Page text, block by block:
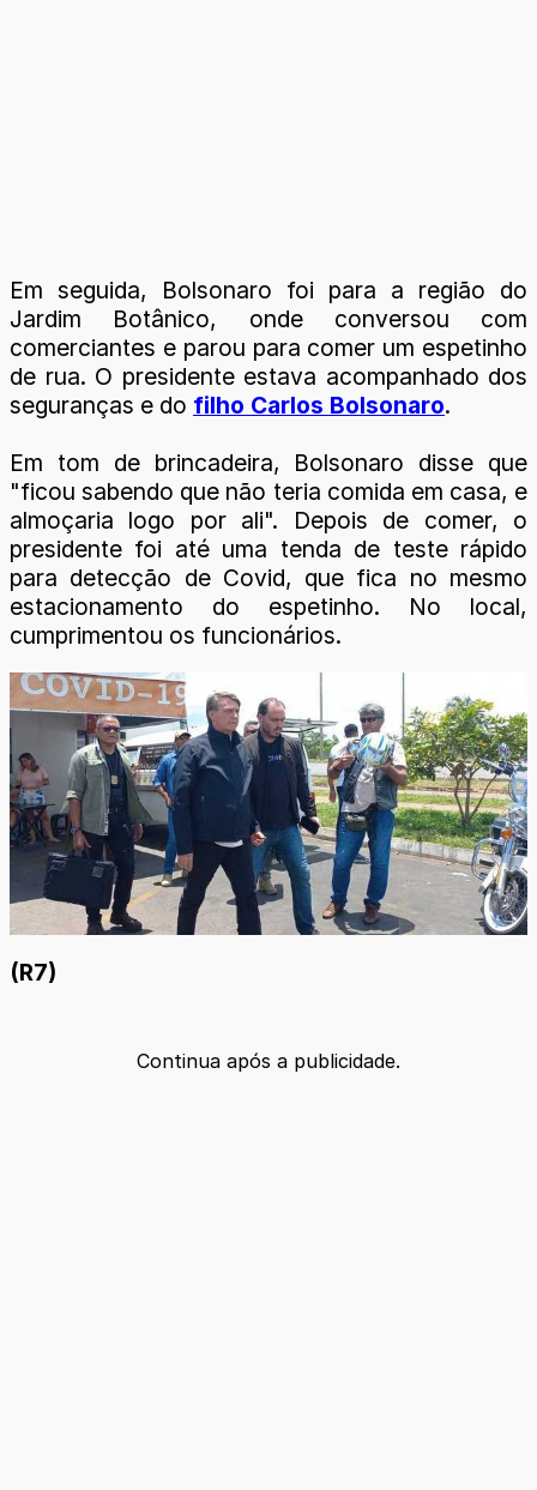
Em seguida, Bolsonaro foi para a região do
Jardim Botânico, onde conversou com
comerciantes e parou para comer um espetinho
de rua. O presidente estava acompanhado dos
seguranças e do filho Carlos Bolsonaro.
Em tom de brincadeira, Bolsonaro disse que
"ficou sabendo que não teria comida em casa, e
almoçaria logo por ali". Depois de comer, o
presidente foi até uma tenda de teste rápido
para detecção de Covid, que fica no mesmo
estacionamento do espetinho. No local,
cumprimentou os funcionários.
(R7)
Continua após a publicidade.